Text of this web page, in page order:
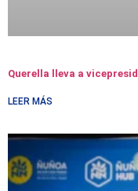
Querella lleva a
LEER MÁS